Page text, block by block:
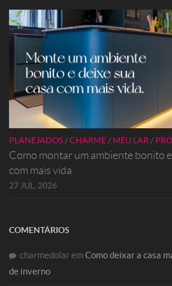
PLANEJADOS /CHARME / MEU LAR /
Como montar um ambiente bonito
com mais vida
27 JUL, 2026
COMENTÁRIOS
charmedolaremComo deixar a casa
de inverno